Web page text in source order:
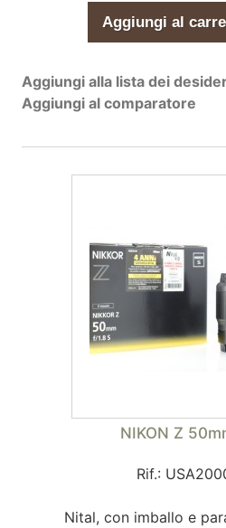
Aggiungi al
Aggiungi alla lista dei
Aggiungi al comparatore
NIKON Z
Rif.:
Nital, con imballo e